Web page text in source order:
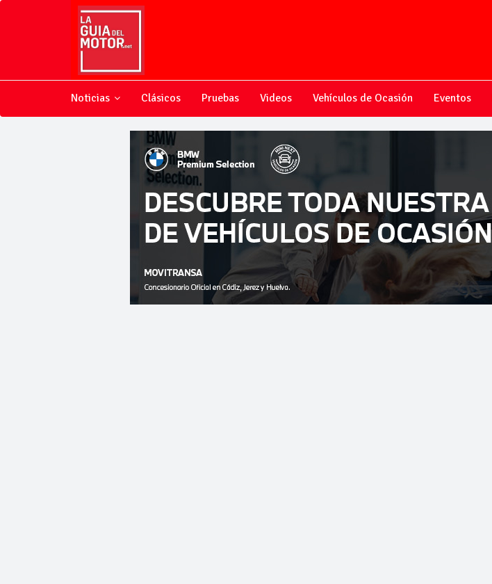
Noticias Clásicos Pruebas Videos Vehículos de Ocasión Eventos